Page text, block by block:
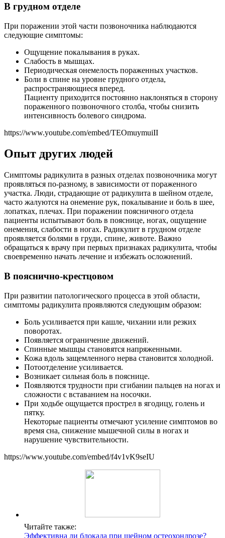
В грудном отделе
При поражении этой части позвоночника наблюдаются
следующие симптомы:
Ощущение покалывания в руках.
Слабость в мышцах.
Периодическая онемелость пораженных участков.
Боли в спине на уровне грудного отдела,
распространяющиеся вперед.
Пациенту приходится постоянно наклоняться в сторону
пораженного позвоночного столба, чтобы снизить
интенсивность болевого синдрома.
https://www.youtube.com/embed/TEOmuymuiII
Опыт других людей
Симптомы радикулита в разных отделах позвоночника могут
проявляться по-разному, в зависимости от пораженного
участка. Люди, страдающие от радикулита в шейном отделе,
часто жалуются на онемение рук, покалывание и боль в шее,
лопатках, плечах. При поражении поясничного отдела
пациенты испытывают боль в пояснице, ногах, ощущение
онемения, слабости в ногах. Радикулит в грудном отделе
проявляется болями в груди, спине, животе. Важно
обращаться к врачу при первых признаках радикулита, чтобы
своевременно начать лечение и избежать осложнений.
В пояснично-крестцовом
При развитии патологического процесса в этой области,
симптомы радикулита проявляются следующим образом:
Боль усиливается при кашле, чихании или резких
поворотах.
Появляется ограничение движений.
Спинные мышцы становятся напряженными.
Кожа вдоль защемленного нерва становится холодной.
Потоотделение усиливается.
Возникает сильная боль в пояснице.
Появляются трудности при сгибании пальцев на ногах и
сложности с вставанием на носочки.
При ходьбе ощущается прострел в ягодицу, голень и
пятку.
Некоторые пациенты отмечают усиление симптомов во
время сна, снижение мышечной силы в ногах и
нарушение чувствительности.
https://www.youtube.com/embed/f4v1vK9seIU
Читайте также:
Эффективна ли блокада при шейном остеохондрозе?